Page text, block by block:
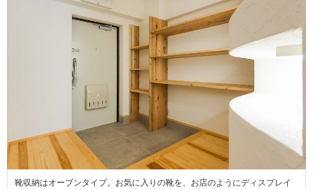
靴収納はオープンタイプ。お気に入りの靴を、お店のようにディスプレイ